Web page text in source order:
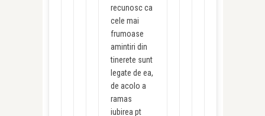
recunosc ca
cele mai
frumoase
amintiri din
tinerete sunt
legate de ea,
de acolo a
ramas
iubirea pt